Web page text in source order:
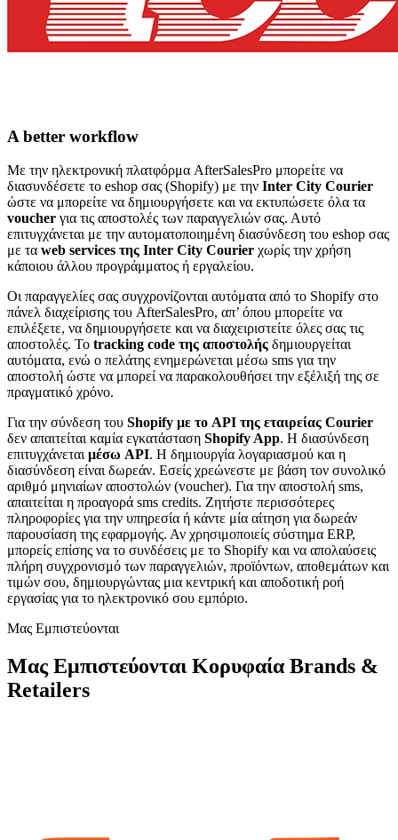
A better workflow
Με την ηλεκτρονική πλατφόρμα AfterSalesPro μπορείτε να
διασυνδέσετε το eshop σας (Shopify) με την Inter City Courier
ώστε να μπορείτε να δημιουργήσετε και να εκτυπώσετε όλα τα
voucher για τις αποστολές των παραγγελιών σας. Αυτό
επιτυγχάνεται με την αυτοματοποιημένη διασύνδεση του eshop σας
με τα web services της Inter City Courier χωρίς την χρήση
κάποιου άλλου προγράμματος ή εργαλείου.
Οι παραγγελίες σας συγχρονίζονται αυτόματα από το Shopify στο
πάνελ διαχείρισης του AfterSalesPro, απ’ όπου μπορείτε να
επιλέξετε, να δημιουργήσετε και να διαχειριστείτε όλες σας τις
αποστολές. Το tracking code της αποστολής δημιουργείται
αυτόματα, ενώ ο πελάτης ενημερώνεται μέσω sms για την
αποστολή ώστε να μπορεί να παρακολουθήσει την εξέλιξή της σε
πραγματικό χρόνο.
Για την σύνδεση του Shopify με το API της εταιρείας Courier
δεν απαιτείται καμία εγκατάσταση Shopify App. H διασύνδεση
επιτυγχάνεται μέσω API. Η δημιουργία λογαριασμού και η
διασύνδεση είναι δωρεάν. Εσείς χρεώνεστε με βάση τον συνολικό
αριθμό μηνιαίων αποστολών (voucher). Για την αποστολή sms,
απαιτείται η προαγορά sms credits. Ζητήστε περισσότερες
πληροφορίες για την υπηρεσία ή κάντε μία αίτηση για δωρεάν
παρουσίαση της εφαρμογής. Αν χρησιμοποιείς σύστημα ERP,
μπορείς επίσης να το συνδέσεις με το Shopify και να απολαύσεις
πλήρη συγχρονισμό των παραγγελιών, προϊόντων, αποθεμάτων και
τιμών σου, δημιουργώντας μια κεντρική και αποδοτική ροή
εργασίας για το ηλεκτρονικό σου εμπόριο.
Μας Εμπιστεύονται
Μας Εμπιστεύονται Κορυφαία Brands &
Retailers